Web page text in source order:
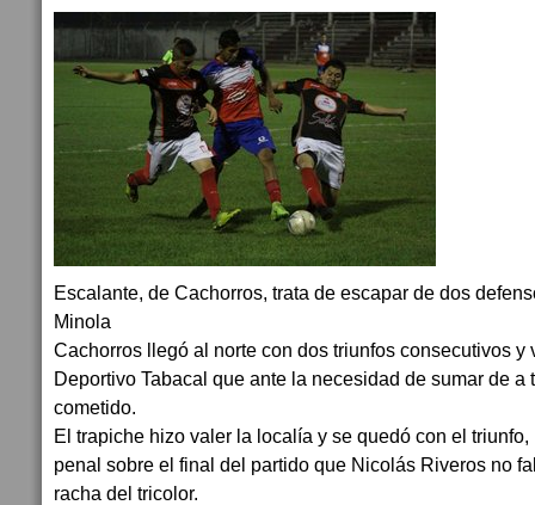
Escalante, de Cachorros, trata de escapar de dos
Minola
Cachorros llegó al norte con dos triunfos consecutivos y
Deportivo Tabacal que ante la necesidad de sumar de a
cometido.
El trapiche hizo valer la localía y se quedó con el
penal sobre el final del partido que Nicolás Riveros no
racha del tricolor.